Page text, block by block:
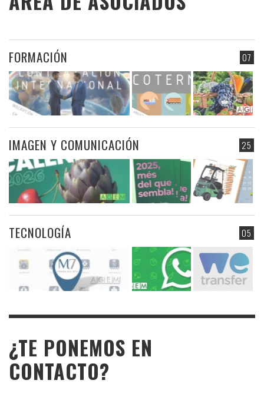
07
FORMACIÓN
25
IMAGEN Y COMUNICACIÓN
05
TECNOLOGÍA
¿TE PONEMOS EN
CONTACTO?